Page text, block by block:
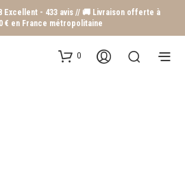
Excellent - 433 avis // 🚚 Livraison offerte à
€ en France métropolitaine
0